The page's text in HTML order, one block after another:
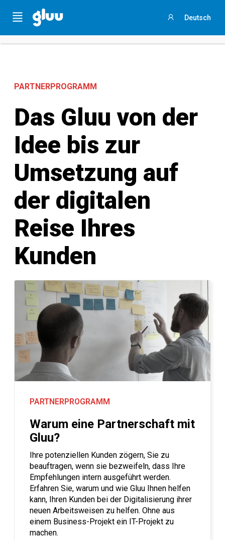
Menu Deutsch
PARTNERPROGRAMM
Das Gluu von der
Idee bis zur
Umsetzung auf
der digitalen
Reise Ihres
Kunden
PARTNERPROGRAMM
Warum eine Partnerschaft mit
Gluu?
Ihre potenziellen Kunden zögern, Sie zu
beauftragen, wenn sie bezweifeln, dass Ihre
Empfehlungen intern ausgeführt werden.
Erfahren Sie, warum und wie Gluu Ihnen helfen
kann, Ihren Kunden bei der Digitalisierung ihrer
neuen Arbeitsweisen zu helfen. Ohne aus
einem Business-Projekt ein IT-Projekt zu
machen.
Holen Sie sich Ihren Process Success Benchmark 2025
indem Sie